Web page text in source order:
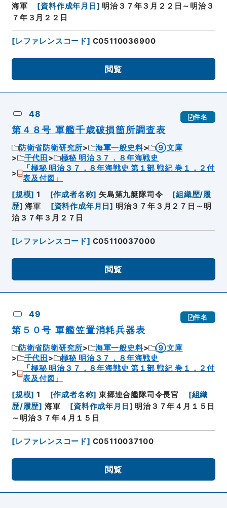
海軍
[資料作成年月日 ] 明治３７年３月２２日～明治３
７年３月２２日
[レファレンスコード] C05110036900
閲覧
48 件名
第４８号 軍艦千歳破損箇所調査表
防衛省防衛研究所 海軍一般史料
⑨文庫
千代田
極秘 明治３７．８年海戦史
「極秘 明治３７．８年海戦史 第１部 戦紀 巻１．２付
表及付図」
[規模] 1 [作成者名称] 矢島第九艇隊司令 [組織歴/履
歴] 海軍 [資料作成年月日] 明治３７年３月２７日～明
治３７年３月２７日
[レファレンスコード] C05110037000
閲覧
49 件名
第５０号 軍艦笠置消耗兵器表
防衛省防衛研究所 海軍一般史料
⑨文庫
千代田
極秘 明治３７．８年海戦史
「極秘 明治３７．８年海戦史 第１部 戦紀 巻１．２付
表及付図」
[規模] 1 [作成者名称] 東郷連合艦隊司令長官 [組織
歴/履歴] 海軍 [資料作成年月日 ] 明治３７年４月１５日
～明治３７年４月１５日
[レファレンスコード] C05110037100
閲覧